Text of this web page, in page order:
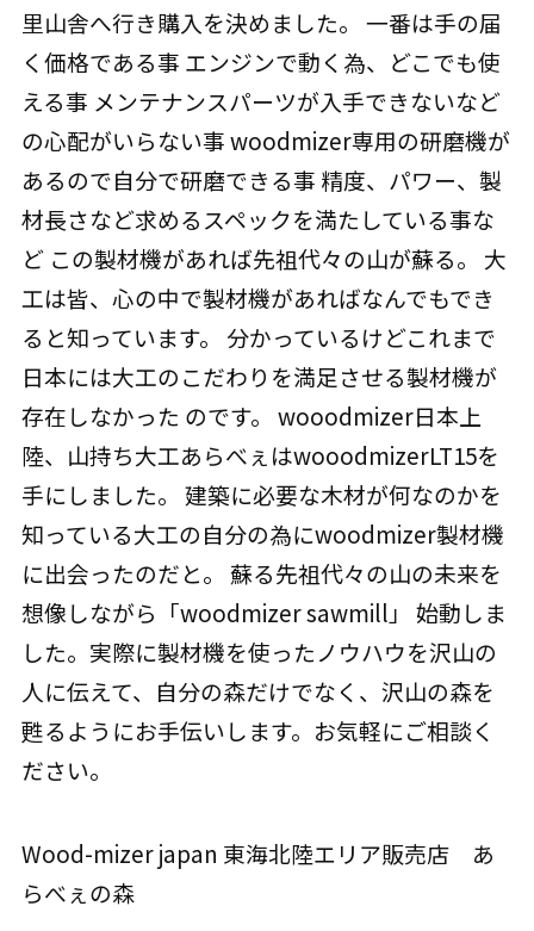
里山舎へ行き購入を決めました。 一番は手の届
く価格である事 エンジンで動く為、どこでも使
える事 メンテナンスパーツが入手できないなど
の心配がいらない事 woodmizer専用の研磨機が
あるので自分で研磨できる事 精度、パワー、製
材長さなど求めるスペックを満たしている事な
ど この製材機があれば先祖代々の山が蘇る。 大
工は皆、心の中で製材機があればなんでもでき
ると知っています。 分かっているけどこれまで
日本には大工のこだわりを満足させる製材機が
存在しなかった のです。 wooodmizer日本上
陸、山持ち大工あらべぇはwooodmizerLT15を
手にしました。 建築に必要な木材が何なのかを
知っている大工の自分の為にwoodmizer製材機
に出会ったのだと。 蘇る先祖代々の山の未来を
想像しながら「woodmizer sawmill」 始動しま
した。実際に製材機を使ったノウハウを沢山の
人に伝えて、自分の森だけでなく、沢山の森を
甦るようにお手伝いします。お気軽にご相談く
ださい。
Wood-mizer japan 東海北陸エリア販売店 あ
らべぇの森